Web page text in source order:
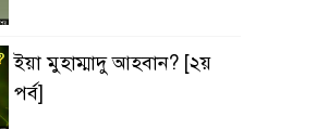
ইয়া মুহাম্মাদু আহবান? [২য়
পর্ব]